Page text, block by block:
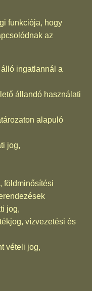
funkciója, hogy
az
ingatlannál a
állandó használati
alapuló
jog,
földminősítési
jog,
vízvezetési és
vételi jog,